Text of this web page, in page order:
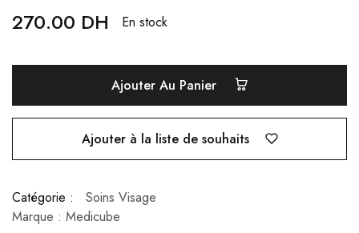
270.00 DH En stock
Ajouter Au Panier
Ajouter à la liste de souhaits
Catégorie :
Soins Visage
Marque : Medicube